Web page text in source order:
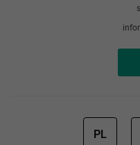
PL